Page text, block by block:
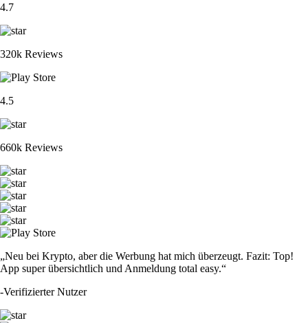
4.7
320k Reviews
4.5
660k Reviews
„Neu bei Krypto, aber die Werbung hat mich überzeugt. Fazit: Top!
App super übersichtlich und Anmeldung total easy.“
-Verifizierter Nutzer